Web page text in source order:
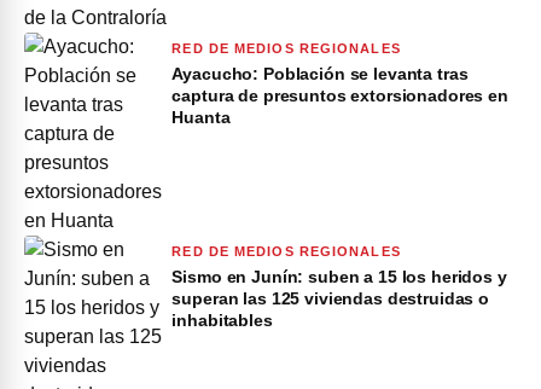
RED DE MEDIOS REGIONALES
Ayacucho: Población se levanta tras
captura de presuntos extorsionadores en
Huanta
RED DE MEDIOS REGIONALES
Sismo en Junín: suben a 15 los heridos y
superan las 125 viviendas destruidas o
inhabitables